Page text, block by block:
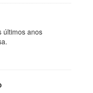
últimos anos